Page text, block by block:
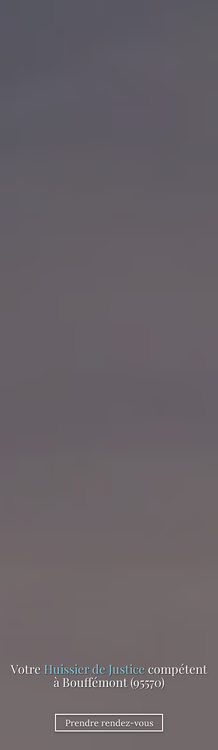
Votre Huissier de Justice compétent
à Bouffémont (95570)
Prendre rendez-vous